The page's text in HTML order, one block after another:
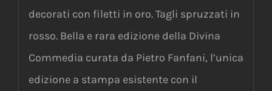
decorati con filetti in oro. Tagli spruzzati in
rosso. Bella e rara edizione della Divina
Commedia curata da Pietro Fanfani, l’unica
edizione a stampa esistente con il